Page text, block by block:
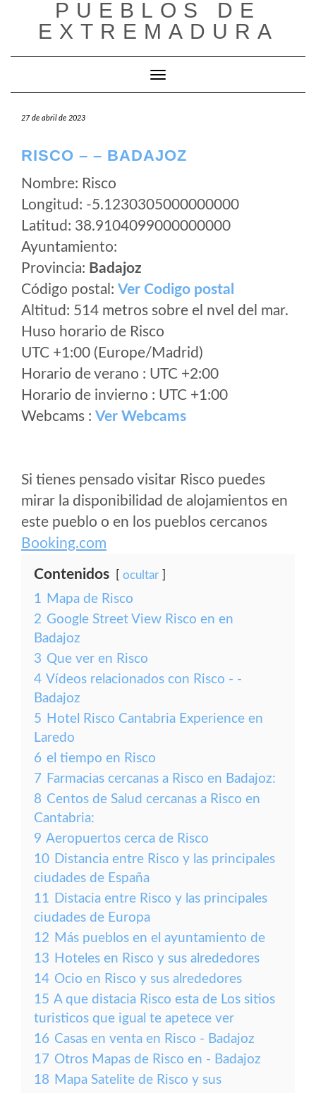
contenido
PUEBLOS DE
EXTREMADURA
Cambiar modo de navegación
27 de abril de 2023
RISCO – – BADAJOZ
Nombre: Risco
Longitud: -5.1230305000000000
Latitud: 38.9104099000000000
Ayuntamiento:
Provincia: Badajoz
Código postal: Ver Codigo postal
Altitud: 514 metros sobre el nvel del mar.
Huso horario de Risco
UTC +1:00 (Europe/Madrid)
Horario de verano : UTC +2:00
Horario de invierno : UTC +1:00
Webcams : Ver Webcams
Si tienes pensado visitar Risco puedes
mirar la disponibilidad de alojamientos en
este pueblo o en los pueblos cercanos
Booking.com
Contenidos ocultar
1 Mapa de Risco
2 Google Street View Risco en en
Badajoz
3 Que ver en Risco
4 Vídeos relacionados con Risco - -
Badajoz
5 Hotel Risco Cantabria Experience en
Laredo
6 el tiempo en Risco
7 Farmacias cercanas a Risco en Badajoz:
8 Centos de Salud cercanas a Risco en
Cantabria:
9 Aeropuertos cerca de Risco
10 Distancia entre Risco y las principales
ciudades de España
11 Distacia entre Risco y las principales
ciudades de Europa
12 Más pueblos en el ayuntamiento de
13 Hoteles en Risco y sus alrededores
14 Ocio en Risco y sus alrededores
15 A que distacia Risco esta de Los sitios
turisticos que igual te apetece ver
16 Casas en venta en Risco - Badajoz
17 Otros Mapas de Risco en - Badajoz
18 Mapa Satelite de Risco y sus